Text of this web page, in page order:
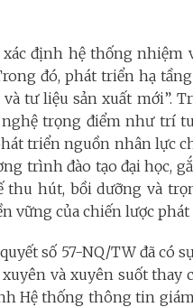
xác định hệ thống
đó, phát triển hạ
tư liệu sản xuất mới”.
trọng điểm như trí
triển nguồn nhân lực
trình đào tạo đại học,
thu hút, bồi dưỡng và
vững của chiến lược phát
số 57-NQ/TW đã có
và xuyên suốt thay
Hệ thống thông tin